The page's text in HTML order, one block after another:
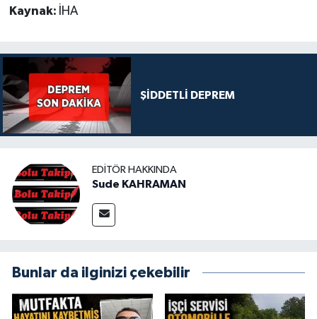
Kaynak: İHA
ŞİDDETLİ DEPREM
EDITÖR HAKKINDA
Sude KAHRAMAN
Bunlar da ilginizi çekebilir